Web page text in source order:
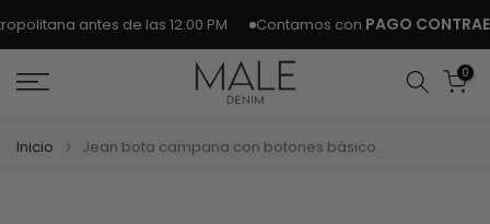
Ir
al
contenido
antes de las 12:00 PM Contamos conPAGO
0
Inicio Jean bota campana con botones básico.